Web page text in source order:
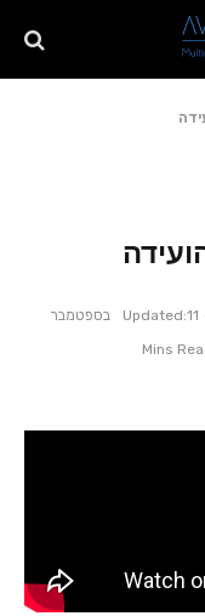
Updated:
11 בספטמבר